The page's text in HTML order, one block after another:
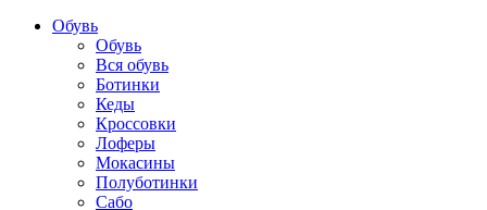
Обувь
Обувь
Вся обувь
Ботинки
Кеды
Кроссовки
Лоферы
Мокасины
Полуботинки
Сабо